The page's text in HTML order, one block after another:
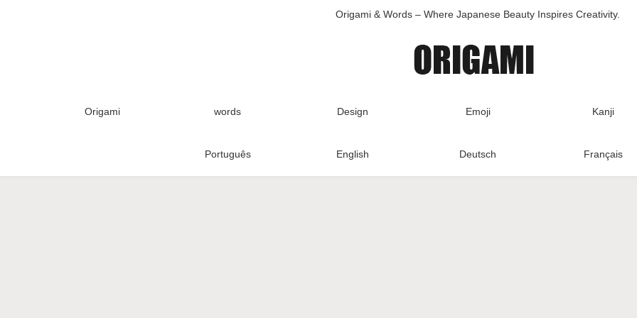
Origami & Words – Where Japanese Beauty Inspires Creativity.
Origami words Design Emoji Kanji
Português English Deutsch Français